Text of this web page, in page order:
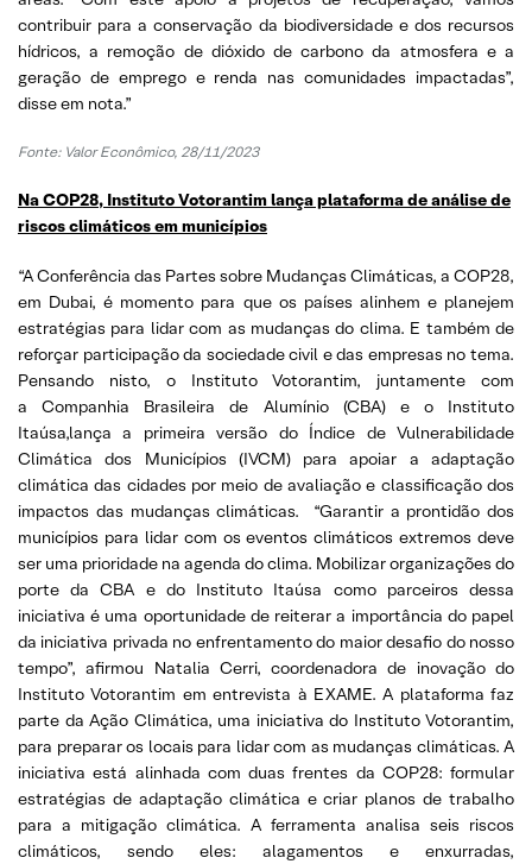
contribuir para a conservação da biodiversidade e dos recursos
hídricos, a remoção de dióxido de carbono da atmosfera e a
geração de emprego e renda nas comunidades impactadas”,
disse em nota.”
Fonte: Valor Econômico, 28/11/2023
Na COP28, Instituto Votorantim lança plataforma de análise de
riscos climáticos em municípios
“A Conferência das Partes sobre Mudanças Climáticas, a COP28,
em Dubai, é momento para que os países alinhem e planejem
estratégias para lidar com as mudanças do clima. E também de
reforçar participação da sociedade civil e das empresas no tema.
Pensando nisto, o Instituto Votorantim, juntamente com
a Companhia Brasileira de Alumínio (CBA) e o Instituto
Itaúsa,lança a primeira versão do Índice de Vulnerabilidade
Climática dos Municípios (IVCM) para apoiar a adaptação
climática das cidades por meio de avaliação e classificação dos
impactos das mudanças climáticas. “Garantir a prontidão dos
municípios para lidar com os eventos climáticos extremos deve
ser uma prioridade na agenda do clima. Mobilizar organizações do
porte da CBA e do Instituto Itaúsa como parceiros dessa
iniciativa é uma oportunidade de reiterar a importância do papel
da iniciativa privada no enfrentamento do maior desafio do nosso
tempo”, afirmou Natalia Cerri, coordenadora de inovação do
Instituto Votorantim em entrevista à EXAME. A plataforma faz
parte da Ação Climática, uma iniciativa do Instituto Votorantim,
para preparar os locais para lidar com as mudanças climáticas. A
iniciativa está alinhada com duas frentes da COP28: formular
estratégias de adaptação climática e criar planos de trabalho
para a mitigação climática. A ferramenta analisa seis riscos
climáticos, sendo eles: alagamentos e enxurradas,